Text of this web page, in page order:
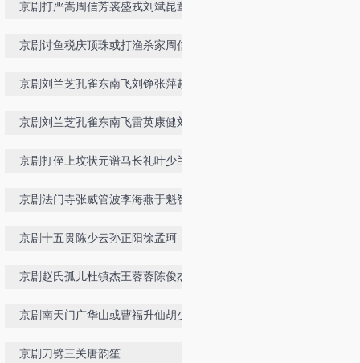
京剧打严嵩周信芳裘盛戎刘斌昆童寿
京剧讨鱼税庆顶珠或打渔杀家周信芳
京剧刘兰芝孔雀东南飞刘铮张萍赵秀
京剧刘兰芝孔雀东南飞雷英康健刘树
京剧打侄上坟状元谱马长礼叶少兰
京剧法门寺张威管波李海燕于魁智
京剧十五贯陈少云孙正阳徐孟珂
京剧赵氏孤儿杜镇杰王蓉蓉陈俊杰
京剧南天门广华山或曹福升仙胡少安
京剧刀劈三关唐韵笙